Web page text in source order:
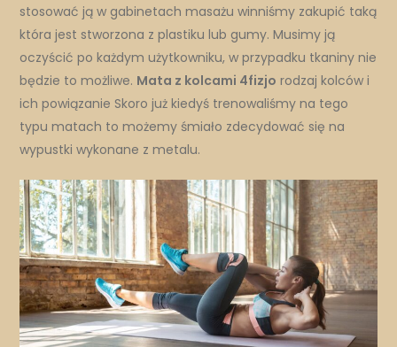
stosować ją w gabinetach masażu winniśmy zakupić taką
która jest stworzona z plastiku lub gumy. Musimy ją
oczyścić po każdym użytkowniku, w przypadku tkaniny nie
będzie to możliwe. Mata z kolcami 4fizjo rodzaj kolców i
ich powiązanie Skoro już kiedyś trenowaliśmy na tego
typu matach to możemy śmiało zdecydować się na
wypustki wykonane z metalu.